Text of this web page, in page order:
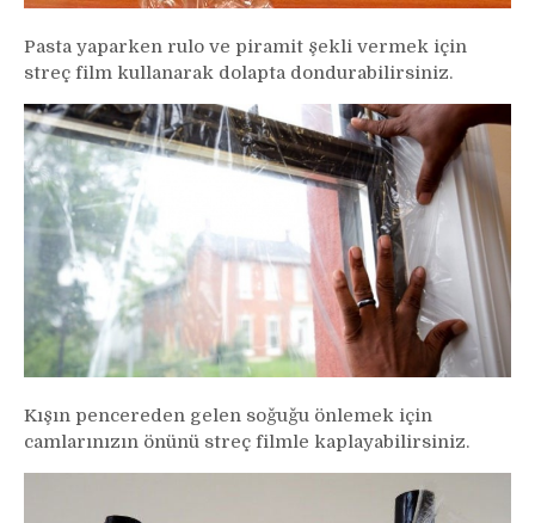
Pasta yaparken rulo ve piramit şekli vermek için
streç film kullanarak dolapta dondurabilirsiniz.
Kışın pencereden gelen soğuğu önlemek için
camlarınızın önünü streç filmle kaplayabilirsiniz.